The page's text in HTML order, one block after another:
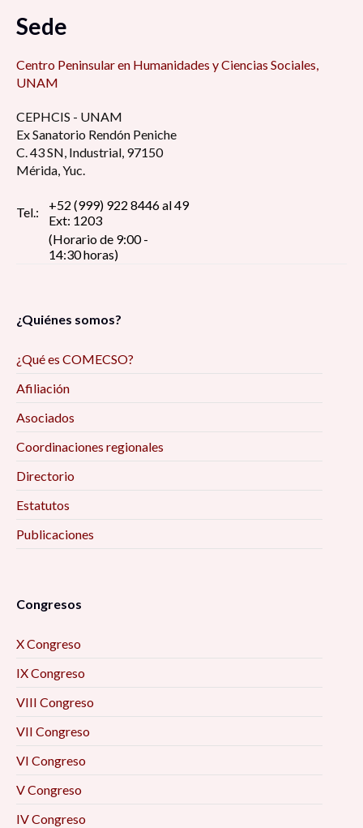
Sede
Centro Peninsular en Humanidades y Ciencias Sociales,
UNAM
CEPHCIS - UNAM
Ex Sanatorio Rendón Peniche
C. 43 SN, Industrial, 97150
Mérida, Yuc.
Tel.:
+52 (999) 922 8446 al 49
Ext: 1203
(Horario de 9:00 -
14:30 horas)
¿Quiénes somos?
¿Qué es COMECSO?
Afiliación
Asociados
Coordinaciones regionales
Directorio
Estatutos
Publicaciones
Congresos
X Congreso
IX Congreso
VIII Congreso
VII Congreso
VI Congreso
V Congreso
IV Congreso